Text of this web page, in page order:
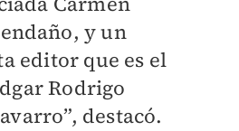
y un
editor que es el
Rodrigo
destacó.